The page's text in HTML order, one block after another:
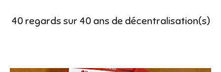
40 regards sur 40 ans de décentralisation(s)